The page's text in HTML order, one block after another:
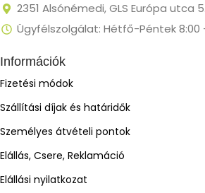
2351 Alsónémedi, GLS Európa utca 5.
Ügyfélszolgálat: Hétfő-Péntek 8:00
Információk
Fizetési módok
Szállítási díjak és határidők
Személyes átvételi pontok
Elállás, Csere, Reklamáció
Elállási nyilatkozat